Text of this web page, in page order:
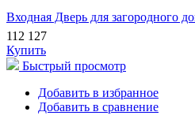
Входная Дверь для загородного
112 127
Купить
Быстрый просмотр
Добавить в избранное
Добавить в сравнение